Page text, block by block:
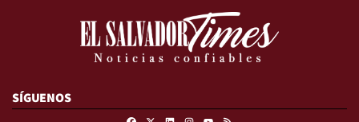
SÍGUENOS